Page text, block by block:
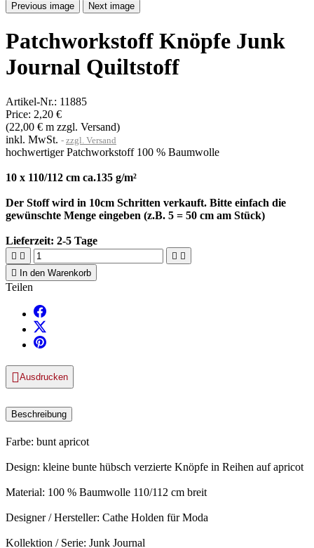
Previous image Next image
Patchworkstoff Knöpfe Junk
Journal Quiltstoff
Artikel-Nr.: 11885
Price: 2,20 €
(22,00 € m zzgl. Versand)
inkl. MwSt.
zzgl. Versand
hochwertiger Patchworkstoff 100 % Baumwolle
10 x 110/112 cm ca.135 g/m²
Der Stoff wird in 10cm Schritten verkauft. Bitte einfach die
gewünschte Menge eingeben (z.B. 5 = 50 cm am Stück)
Lieferzeit: 2-5 Tage
   

In den Warenkorb
Teilen
Ausdrucken
Beschreibung
Farbe: bunt apricot
Design: kleine bunte hübsch verzierte Knöpfe in Reihen auf apricot
Material: 100 % Baumwolle 110/112 cm breit
Designer / Hersteller: Cathe Holden für Moda
Kollektion / Serie: Junk Journal